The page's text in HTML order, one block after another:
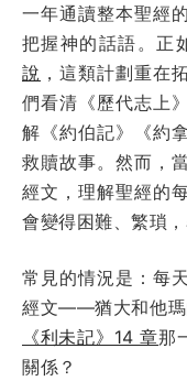
一年通讀整本聖經
把握神的話語。正
說 ，這類計劃重在
們看清《歷代志上
解《約伯記》《約
救贖故事。然而，
經文，理解聖經的
會變得困難、繁瑣，
常見的情況是：每
經文——猶大和他瑪
《利未記》14 章那
關係？